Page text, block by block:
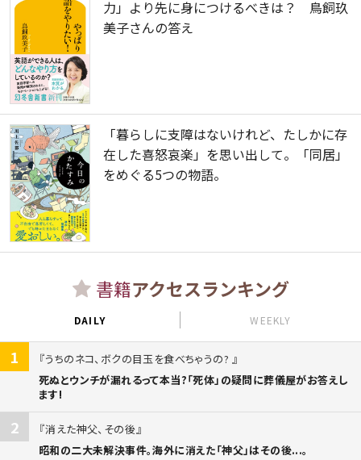
力」より先に身につけるべきは？ 鳥飼玖
美子さんの答え
「暮らしに支障はないけれど、たしかに存
在した喜怒哀楽」を思い出して。「同居」
をめぐる5つの物語。
書籍アクセスランキング
DAILY WEEKLY
1
うちのネコ、ボクの目玉を食べちゃうの?
死ぬとウンチが漏れるって本当?「死体」の疑問に葬儀屋がお答えし
ます!
2
消えた神父、その後
昭和の二大未解決事件。海外に消えた「神父」はその後...。